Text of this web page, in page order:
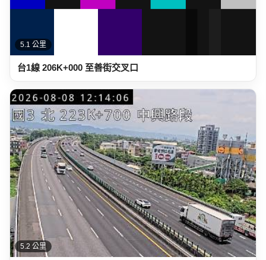
5.1 公里
台1線 206K+000 至善街交叉口
5.2 公里